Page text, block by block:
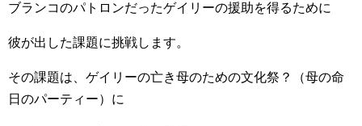
ブランコのパトロンだったゲイリーの援助を得るために
彼が出した課題に挑戦します。
その課題は、ゲイリーの亡き母のための文化祭？（母の命
日のパーティー）に